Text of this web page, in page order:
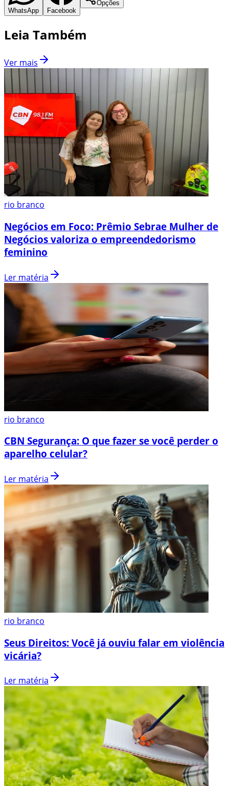
WhatsApp Facebook
Opções
Leia Também
Ver mais
rio branco
Negócios em Foco: Prêmio Sebrae Mulher de
Negócios valoriza o empreendedorismo
feminino
Ler matéria
rio branco
CBN Segurança: O que fazer se você perder o
aparelho celular?
Ler matéria
rio branco
Seus Direitos: Você já ouviu falar em violência
vicária?
Ler matéria